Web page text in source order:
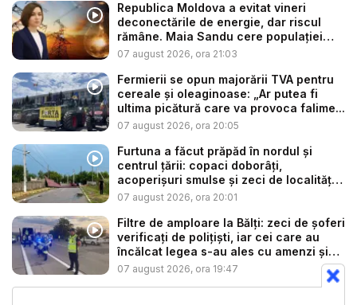
Republica Moldova a evitat vineri
deconectările de energie, dar riscul
rămâne. Maia Sandu cere populației
să...
07 august 2026, ora 21:03
Fermierii se opun majorării TVA pentru
cereale și oleaginoase: „Ar putea fi
ultima picătură care va provoca falime...
07 august 2026, ora 20:05
Furtuna a făcut prăpăd în nordul și
centrul țării: copaci doborâți,
acoperișuri smulse și zeci de localități
...
07 august 2026, ora 20:01
Filtre de amploare la Bălți: zeci de șoferi
verificați de polițiști, iar cei care au
încălcat legea s-au ales cu amenzi și
s...
07 august 2026, ora 19:47